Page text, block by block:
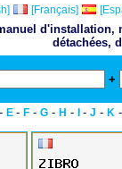
[Français]
détachées,
+
- E - F - G - H - - J - K